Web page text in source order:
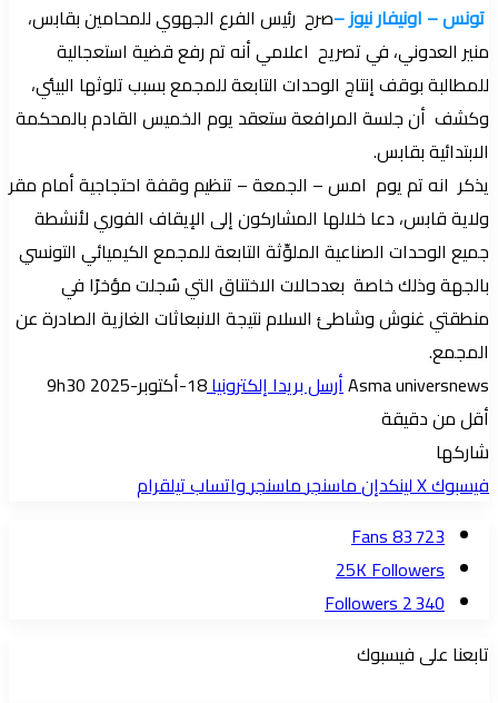
تونس – اونيفار نيوز –صرح رئيس الفرع الجهوي للمحامين بقابس،
منير العدوني، في تصريح اعلامي أنه تم رفع قضية استعجالية
للمطالبة بوقف إنتاج الوحدات التابعة للمجمع بسبب تلوثها البيئي،
وكشف أن جلسة المرافعة ستعقد يوم الخميس القادم بالمحكمة
الابتدائية بقابس.
يذكر انه تم يوم امس – الجمعة – تنظيم وقفة احتجاجية أمام مقر
ولاية قابس، دعا خلالها المشاركون إلى الإيقاف الفوري لأنشطة
جميع الوحدات الصناعية الملوِّثة التابعة للمجمع الكيميائي التونسي
بالجهة وذلك خاصة بعدحالات الاختناق التي سُجلت مؤخرًا في
منطقتي غنوش وشاطئ السلام نتيجة الانبعاثات الغازية الصادرة عن
المجمع.
Asma universnewsأرسل بريدا إلكترونيا18-أكتوبر-2025 9h30
أقل من دقيقة
شاركها
فيسبوك‫Xلينكدإنماسنجرماسنجرواتسابتيلقرام
83 723
Fans
25KFollowers
2 340
Followers
تابعنا على فيسبوك